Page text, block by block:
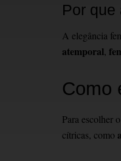
Por que
A elegância
atemporal,
Como
Para escolher o
cítricas, como